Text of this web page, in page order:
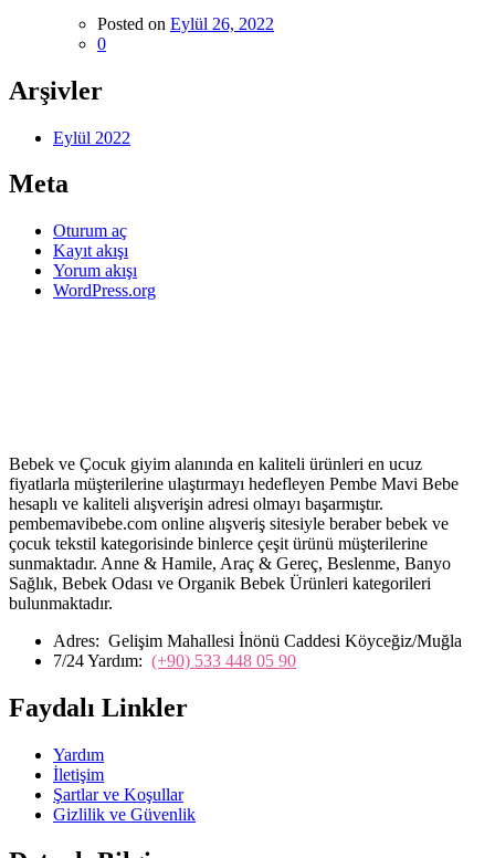
Posted on Eylül 26, 2022
0
Arşivler
Eylül 2022
Meta
Oturum aç
Kayıt akışı
Yorum akışı
WordPress.org
Bebek ve Çocuk giyim alanında en kaliteli ürünleri en ucuz
fiyatlarla müşterilerine ulaştırmayı hedefleyen Pembe Mavi Bebe
hesaplı ve kaliteli alışverişin adresi olmayı başarmıştır.
pembemavibebe.com online alışveriş sitesiyle beraber bebek ve
çocuk tekstil kategorisinde binlerce çeşit ürünü müşterilerine
sunmaktadır. Anne & Hamile, Araç & Gereç, Beslenme, Banyo
Sağlık, Bebek Odası ve Organik Bebek Ürünleri kategorileri
bulunmaktadır.
Adres: Gelişim Mahallesi İnönü Caddesi Köyceğiz/Muğla
7/24 Yardım: (+90) 533 448 05 90
Faydalı Linkler
Yardım
İletişim
Şartlar ve Koşullar
Gizlilik ve Güvenlik